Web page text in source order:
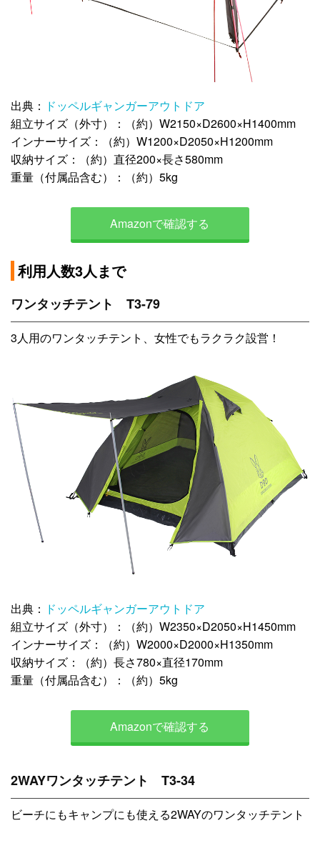
出典： ドッペルギャンガーアウトドア
組立サイズ（外寸）：（約）W2150×D2600×H1400mm
インナーサイズ：（約）W1200×D2050×H1200mm
収納サイズ：（約）直径200×長さ580mm
重量（付属品含む）：（約）5kg
Amazonで確認する
利用人数3人まで
ワンタッチテント T3-79
3人用のワンタッチテント、女性でもラクラク設営！
出典： ドッペルギャンガーアウトドア
組立サイズ（外寸）：（約）W2350×D2050×H1450mm
インナーサイズ：（約）W2000×D2000×H1350mm
収納サイズ：（約）長さ780×直径170mm
重量（付属品含む）：（約）5kg
Amazonで確認する
2WAYワンタッチテント T3-34
ビーチにもキャンプにも使える2WAYのワンタッチテント